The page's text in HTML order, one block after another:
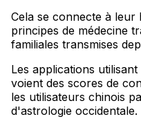
Cela se connecte à
principes de médecine
familiales transmises
Les applications
voient des scores de
les utilisateurs chinois
d'astrologie occidentale.